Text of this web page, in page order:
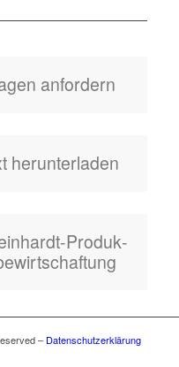
anfordern
herunterladen
Pro­duk­
– Datenschutzerklärung